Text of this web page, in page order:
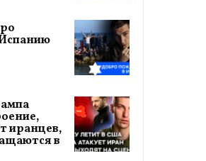
иранцев,
в